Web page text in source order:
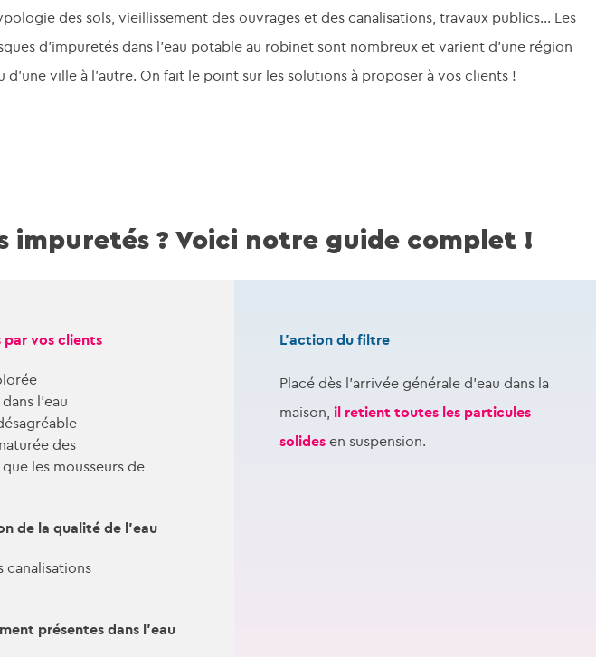
des sols, vieillissement des ouvrages et des canalisations, travaux publics… Les
d’impuretés dans l’eau potable au robinet sont nombreux et varient d’une région
d’une ville à l’autre. On fait le point sur les solutions à proposer à vos clients !
? Voici notre guide complet !
par vos clients
l’eau
des
les mousseurs de
de la qualité de l’eau
canalisations
présentes dans l’eau
L’action du filtre
Placé dès l’arrivée générale d’eau dans la
maison, il retient toutes les particules
solides en suspension.